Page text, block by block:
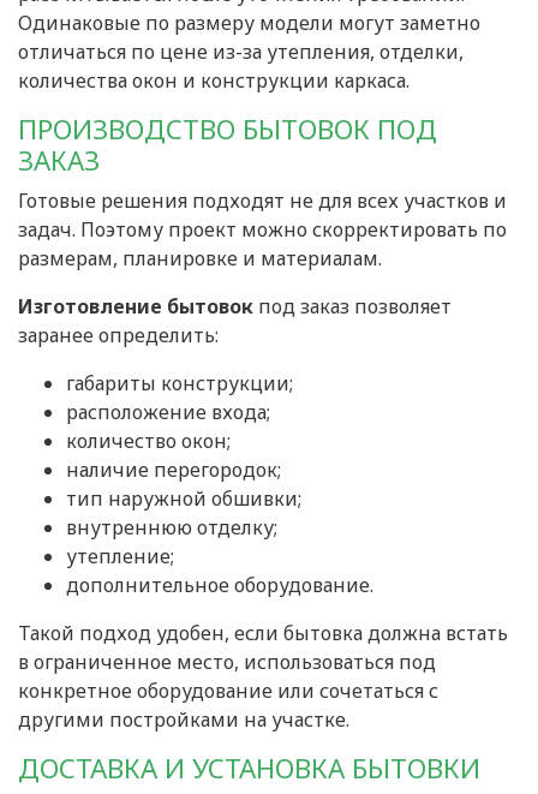
Одинаковые по размеру модели могут заметно
отличаться по цене из-за утепления, отделки,
количества окон и конструкции каркаса.
ПРОИЗВОДСТВО БЫТОВОК ПОД
ЗАКАЗ
Готовые решения подходят не для всех участков и
задач. Поэтому проект можно скорректировать по
размерам, планировке и материалам.
Изготовление бытовок под заказ позволяет
заранее определить:
габариты конструкции;
расположение входа;
количество окон;
наличие перегородок;
тип наружной обшивки;
внутреннюю отделку;
утепление;
дополнительное оборудование.
Такой подход удобен, если бытовка должна встать
в ограниченное место, использоваться под
конкретное оборудование или сочетаться с
другими постройками на участке.
ДОСТАВКА И УСТАНОВКА БЫТОВКИ